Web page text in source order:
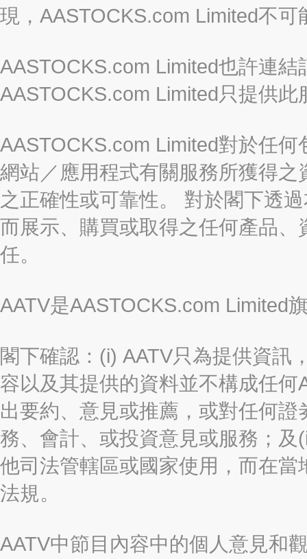
現，AASTOCKS.com Limited不
AASTOCKS.com Limited也許連
AASTOCKS.com Limited只提供
AASTOCKS.com Limited對於任
網站／應用程式有關服務所獲得
之正確性或可靠性。 對於閣下透
而展示、購買或取得之任何產品
任。
AATV是AASTOCKS.com Limited
閣下確認：(i) AATV只為提供資訊
容以及其提供的資料並不構成任
出要約、意見或推薦，或對任何
務、會計、或投資意見或服務；
他司法管轄區或國家使用，而在
法規。
AATV中節目內容中的個人意見和